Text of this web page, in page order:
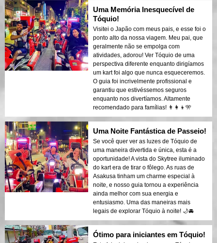
Uma Memória Inesquecível de
Tóquio!
Visitei o Japão com meus pais, e esse foi o
ponto alto da nossa viagem. Meu pai, que
geralmente não se empolga com
atividades, adorou! Ver Tóquio de uma
perspectiva diferente enquanto dirigíamos
um kart foi algo que nunca esqueceremos.
O guia foi incrivelmente profissional e
garantiu que estivéssemos seguros
enquanto nos divertíamos. Altamente
recomendado para famílias! 👨‍👩‍👦🎌
Uma Noite Fantástica de Passeio!
Se você quer ver as luzes de Tóquio de
uma maneira divertida e única, esta é a
oportunidade! A vista do Skytree iluminado
do kart era de tirar o fôlego. As ruas de
Asakusa tinham um charme especial à
noite, e nosso guia tornou a experiência
ainda melhor com sua energia e
entusiasmo. Uma das maneiras mais
legais de explorar Tóquio à noite! 🌙🚘
Ótimo para iniciantes em Tóquio!